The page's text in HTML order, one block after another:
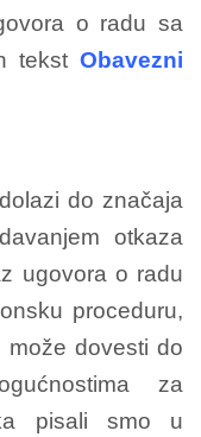
o radu sa
tekst Obavezni
do značaja
otkaza
ugovora o radu
proceduru,
može dovesti do
za
pisali smo u